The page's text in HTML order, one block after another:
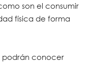
son el consumir
física de forma
podrán conocer